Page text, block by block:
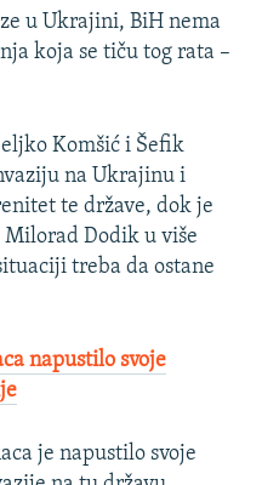
u Ukrajini, BiH nema
koja se tiču tog rata –
Komšić i Šefik
na Ukrajinu i
te države, dok je
Dodik u više
treba da ostane
napustilo svoje
je napustilo svoje